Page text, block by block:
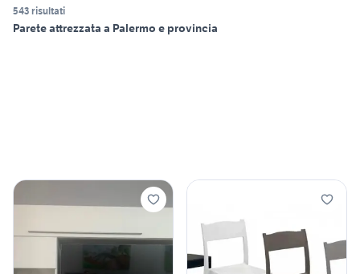
543 risultati
Parete attrezzata a Palermo e provincia